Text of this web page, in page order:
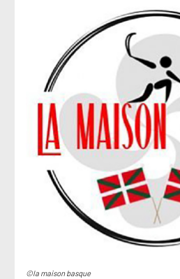
©la maison basque